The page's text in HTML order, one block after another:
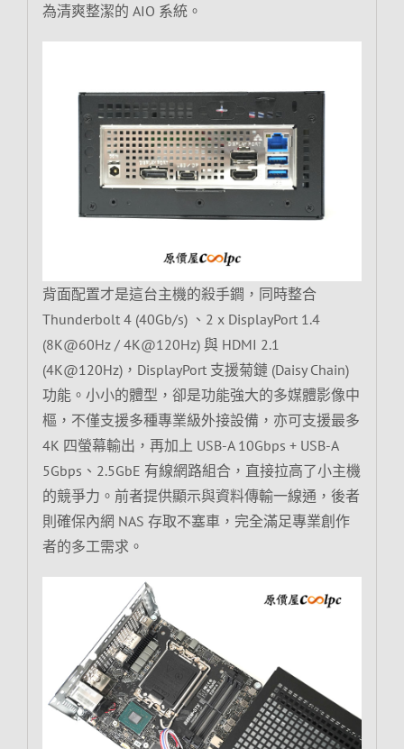
為清爽整潔的 AIO 系統。
背面配置才是這台主機的殺手鐧，同時整合
Thunderbolt 4 (40Gb/s) 、2 x DisplayPort 1.4
(8K@60Hz / 4K@120Hz) 與 HDMI 2.1
(4K@120Hz)，DisplayPort 支援菊鏈 (Daisy Chain)
功能。小小的體型，卻是功能強大的多媒體影像中
樞，不僅支援多種專業級外接設備，亦可支援最多
4K 四螢幕輸出，再加上 USB-A 10Gbps + USB-A
5Gbps、2.5GbE 有線網路組合，直接拉高了小主機
的競爭力。前者提供顯示與資料傳輸一線通，後者
則確保內網 NAS 存取不塞車，完全滿足專業創作
者的多工需求。